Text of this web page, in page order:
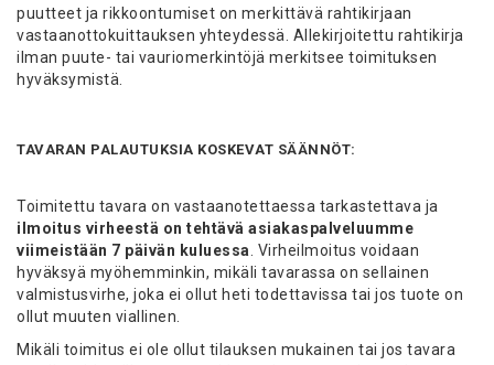
puutteet ja rikkoontumiset on merkittävä rahtikirjaan
vastaanottokuittauksen yhteydessä. Allekirjoitettu rahtikirja
ilman puute- tai vauriomerkintöjä merkitsee toimituksen
hyväksymistä.
TAVARAN PALAUTUKSIA KOSKEVAT SÄÄNNÖT:
Toimitettu tavara on vastaanotettaessa tarkastettava ja
ilmoitus virheestä on tehtävä asiakaspalveluumme
viimeistään 7 päivän kuluessa . Virheilmoitus voidaan
hyväksyä myöhemminkin, mikäli tavarassa on sellainen
valmistusvirhe, joka ei ollut heti todettavissa tai jos tuote on
ollut muuten viallinen.
Mikäli toimitus ei ole ollut tilauksen mukainen tai jos tavara